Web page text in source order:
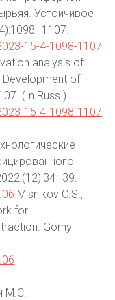
Устойчивое
15-4-1098-1107
analysis of
of
(In Russ.)
15-4-1098-1107
Misnikov O.S.,
for
Gornyi
М.С.